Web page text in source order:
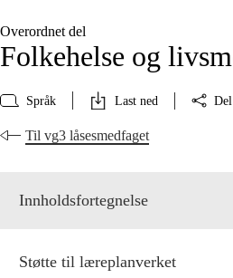
Overordnet del
Folkehelse og
Språk Last ned Del
Til vg3 låsesmedfaget
Innholdsfortegnelse
Støtte til læreplanverket